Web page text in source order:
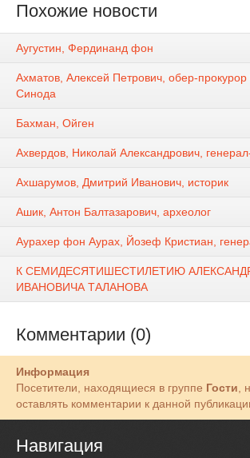
Похожие новости
Аугустин, Фердинанд фон
Ахматов, Алексей Петрович, обер-
Синода
Бахман, Ойген
Ахвердов, Николай Александрович,
Ахшарумов, Дмитрий Иванович, историк
Ашик, Антон Балтазарович, археолог
Аурахер фон Аурах, Йозеф Кристиан,
К СЕМИДЕСЯТИШЕСТИЛЕТИЮ
ИВАНОВИЧА ТАЛАНОВА
Комментарии (0)
Информация
Посетители, находящиеся в группе Гости ,
оставлять комментарии к данной
Навигация